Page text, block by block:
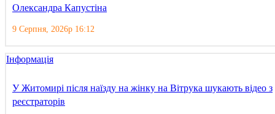
Олександра Капустіна
9 Серпня, 2026р 16:12
Інформація
У Житомирі після наїзду на жінку на Вітрука шукають відео з
реєстраторів